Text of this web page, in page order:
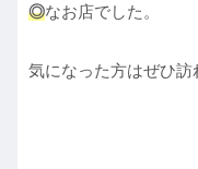
◎なお店でした。
気になった方はぜひ訪